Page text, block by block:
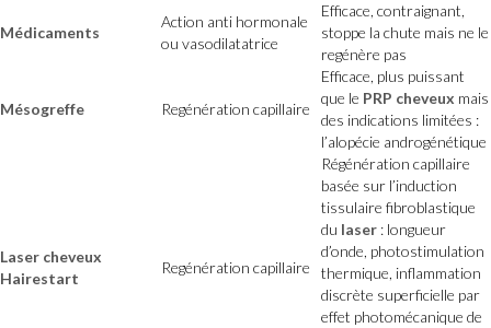
Médicaments
Action anti hormonale
ou vasodilatatrice
Efficace, contraignant,
stoppe la chute mais ne le
regénère pas
Mésogreffe Regénération capillaire
Efficace, plus puissant
que le PRP cheveux mais
des indications limitées :
l’alopécie androgénétique
Laser cheveux
Hairestart
Regénération capillaire
Régénération capillaire
basée sur l’induction
tissulaire fibroblastique
du laser : longueur
d’onde, photostimulation
thermique, inflammation
discrète superficielle par
effet photomécanique de